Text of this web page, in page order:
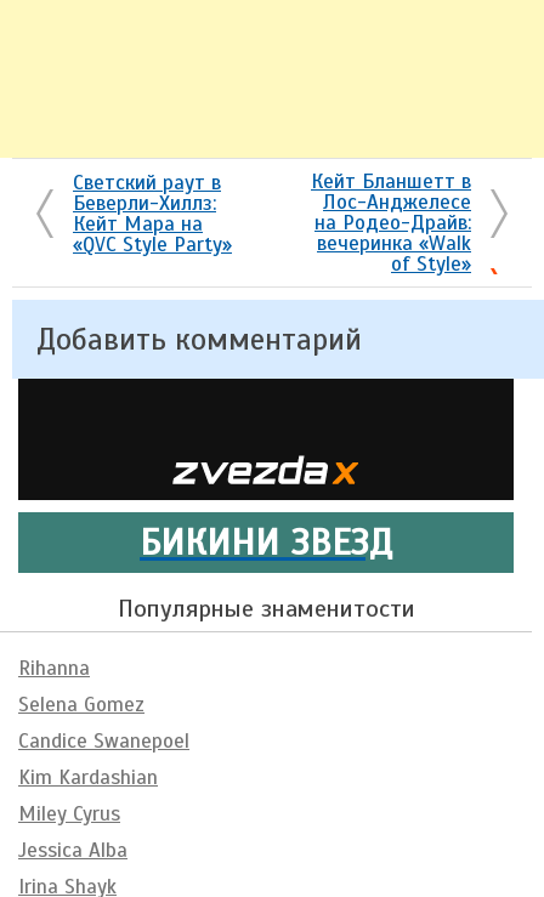
Светский раут в
Беверли-Хиллз:
Кейт Мара на
«QVC Style Party»
Кейт Бланшетт в
Лос-Анджелесе
на Родео-Драйв:
вечеринка «Walk
of Style»
Добавить комментарий
БИКИНИ ЗВЕЗД
Популярные знаменитости
Rihanna
Selena Gomez
Candice Swanepoel
Kim Kardashian
Miley Cyrus
Jessica Alba
Irina Shayk